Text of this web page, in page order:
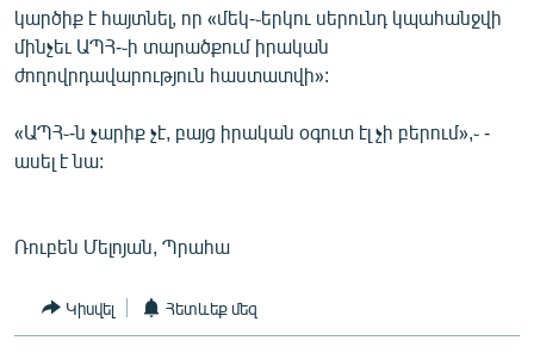
ԲԱՆԱՎԵՃ
ՁԳՏԵԼՈՎ ԼԱՎԱԳՈՒՅՆԻՆ
ՓՈԴՔԱՍԹ
ՀԵՏԵՎԵՔ ՄԵԶ
կարծիք է հայտնել, որ «մեկ-֊երկու սերունդ կպահանջվի
մինչեւ ԱՊՀ-֊ի տարածքում իրական
ժողովրդավարություն հաստատվի»:
«ԱՊՀ֊-ն չարիք չէ, բայց իրական օգուտ էլ չի բերում»,֊ -
ասել է նա:
Ռուբեն Մելոյան, Պրահա
Կիսվել Հետևեք մեզ